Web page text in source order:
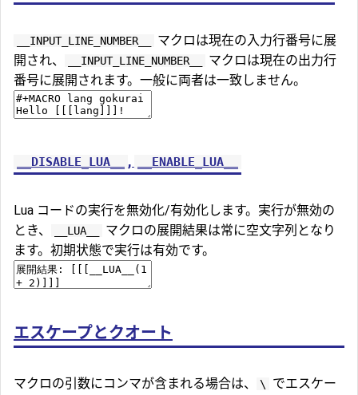
__INPUT_LINE_NUMBER__
マクロは現在の入力行番号に展
開され、
__INPUT_LINE_NUMBER__
マクロは現在の出力行
番号に展開されます。一般に両者は一致しません。
__DISABLE_LUA__ , __ENABLE_LUA__
Lua コードの実行を無効化/有効化します。実行が無効の
とき、
__LUA__
マクロの展開結果は常に空文字列となり
ます。初期状態で実行は有効です。
エスケープとクオート
マクロの引数にコンマが含まれる場合は、 \ でエスケー